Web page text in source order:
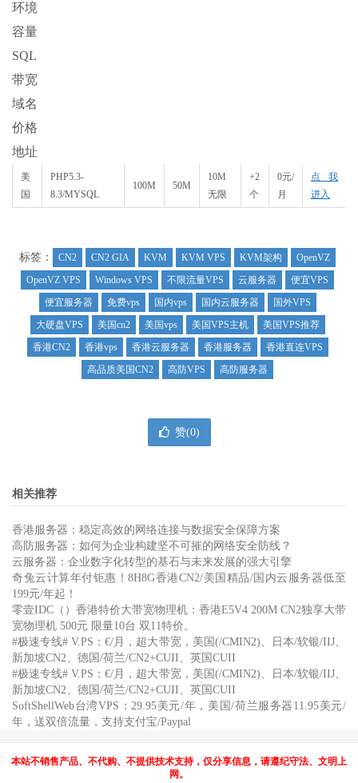
环境
容量
SQL
带宽
域名
价格
地址
美
国
PHP5.3-
8.3/MYSQL
100M 50M
10M
无限
+2
个
0元/
月
点我
进入
标签： CN2 CN2 GIA KVM KVM VPS KVM架构
OpenVZ
OpenVZ VPS
Windows VPS 不限流量VPS 云服务器
便宜VPS
便宜服务器
免费vps 国内vps 国内云服务器
国外VPS
大硬盘VPS
美国cn2 美国vps 美国VPS主机
美国VPS推荐
香港CN2
香港vps 香港云服务器 香港服务器
香港直连VPS
高品质美国CN2
高防VPS 高防服务器
赞(0)
相关推荐
香港服务器：稳定高效的网络连接与数据安全保障方案
高防服务器：如何为企业构建坚不可摧的网络安全防线？
云服务器：企业数字化转型的基石与未来发展的强大引擎
奇兔云计算年付钜惠！8H8G香港CN2/美国精品/国内云服务器低至
199元/年起！
零壹IDC（）香港特价大带宽物理机：香港E5V4 200M CN2独享大带
宽物理机 500元 限量10台 双11特价。
#极速专线# V.PS：€/月，超大带宽，美国(/CMIN2)、日本/软银/IIJ、
新加坡CN2、德国/荷兰/CN2+CUII、英国CUII
#极速专线# V.PS：€/月，超大带宽，美国(/CMIN2)、日本/软银/IIJ、
新加坡CN2、德国/荷兰/CN2+CUII、英国CUII
SoftShellWeb台湾VPS：29.95美元/年，美国/荷兰服务器11.95美元/
年，送双倍流量，支持支付宝/Paypal
本站不销售产品、不代购、不提供技术支持，仅分享信息，请遵纪守法、文明上
网。